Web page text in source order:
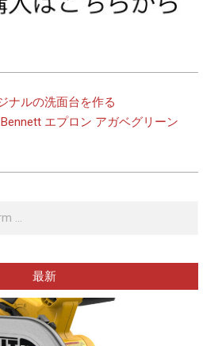
ナルの洗面台を作る
エプロン アガベグリーン
最新